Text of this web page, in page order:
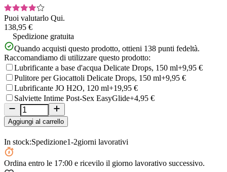
Puoi valutarlo Qui.
138,95 €
Spedizione gratuita
Quando acquisti questo prodotto, ottieni 138 punti fedeltà.
Raccomandiamo di utilizzare questo prodotto:
Lubrificante a base d'acqua Delicate Drops, 150 ml+9,95 €
Pulitore per Giocattoli Delicate Drops, 150 ml+9,95 €
Lubrificante JO H2O, 120 ml+19,95 €
Salviette Intime Post-Sex EasyGlide+4,95 €
Aggiungi al carrello
In stock:Spedizione1-2giorni lavorativi
Ordina entro le 17:00 e ricevilo il giorno lavorativo successivo.